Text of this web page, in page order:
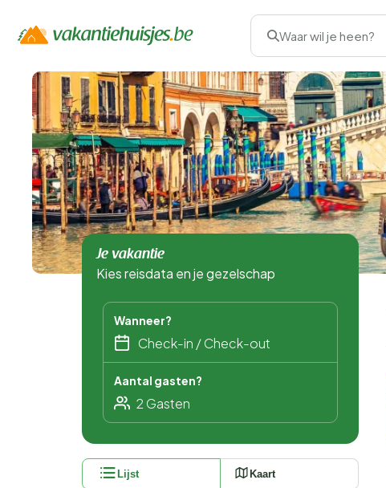
Waar wil je heen?
Je vakantie
Kies reisdata en je gezelschap
Wanneer?
Aantal gasten?
Lijst Kaart